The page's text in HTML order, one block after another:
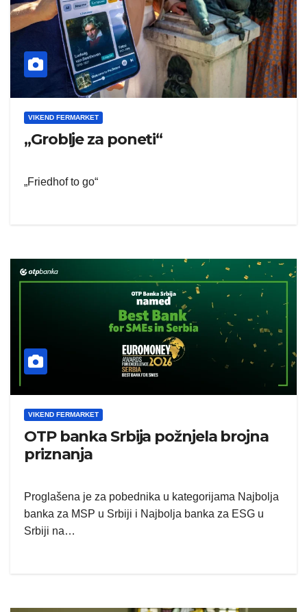
VIKEND FERMARKET
„Groblje za poneti“
„Friedhof to go“
VIKEND FERMARKET
OTP banka Srbija požnjela brojna
priznanja
Proglašena je za pobednika u kategorijama Najbolja
banka za MSP u Srbiji i Najbolja banka za ESG u
Srbiji na…